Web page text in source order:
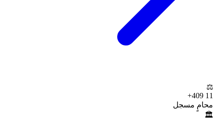
⚖️
11 409
+
محامٍ مسجل
🏛️